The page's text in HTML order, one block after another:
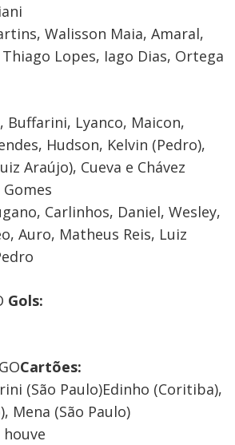
Walisson Maia, Amaral,
Lopes, Iago Dias, Ortega
Buffarini, Lyanco, Maicon,
Hudson, Kelvin (Pedro),
Araújo), Cueva e Chávez
Carlinhos, Daniel, Wesley,
Auro, Matheus Reis, Luiz
Gols:
Cartões:
(São Paulo)Edinho (Coritiba),
Mena (São Paulo)
houve